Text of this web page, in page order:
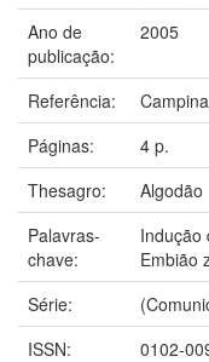
Ano de
publicação:
2005
Referência:
Páginas:
4 p.
Thesagro:
Algodão
Palavras-
chave:
Indução
Embião
Série:
ISSN:
0102-